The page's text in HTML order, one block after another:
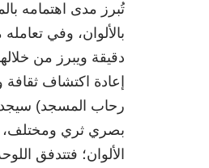
تُبرز مدى اهتمامه
بالألوان، وفي
دقيقة ويبرز من
إعادة اكتشاف
رحاب المسجد) سيجد
بصري ثري ومختلف،
الألوان؛ فتتدفق